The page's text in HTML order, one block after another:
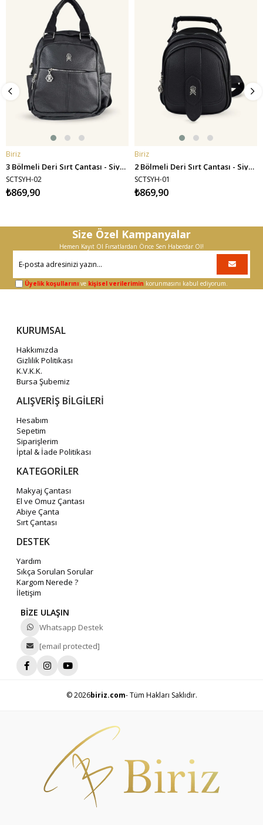
SEPETE EKLE
Biriz
3 Bölmeli Deri Sırt Çantası - Siyah
SCTSYH-02
₺869,90
SEPETE EKLE
Biriz
2 Bölmeli Deri Sırt Çantası - Siyah
SCTSYH-01
₺869,90
Size Özel Kampanyalar
Hemen Kayıt Ol Fırsatlardan Önce Sen Haberdar Ol!
Üyelik koşullarını ve kişisel verilerimin korunmasını kabul ediyorum.
KURUMSAL
Hakkımızda
Gizlilik Politikası
K.V.K.K.
Bursa Şubemiz
ALIŞVERİŞ BİLGİLERİ
Hesabım
Sepetim
Siparişlerim
İptal & İade Politikası
KATEGORİLER
Makyaj Çantası
El ve Omuz Çantası
Abiye Çanta
Sırt Çantası
DESTEK
Yardım
Sıkça Sorulan Sorular
Kargom Nerede ?
İletişim
BİZE ULAŞIN
Whatsapp Destek
[email protected]
© 2026biriz.com- Tüm Hakları Saklıdır.